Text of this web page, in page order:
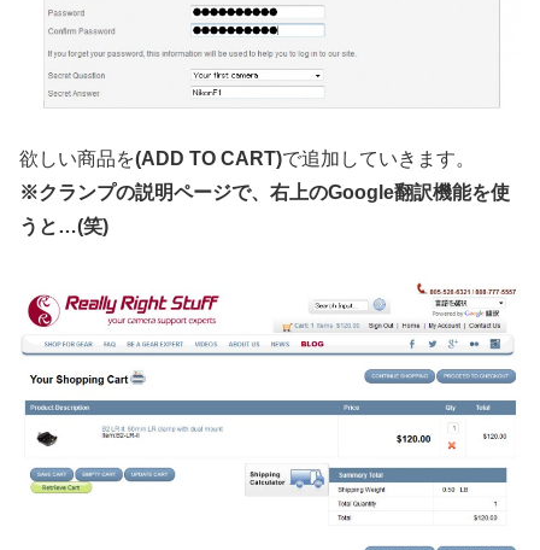
欲しい商品を(ADD TO CART)で追加していきます。
※クランプの説明ページで、右上のGoogle翻訳機能を使
うと…(笑)